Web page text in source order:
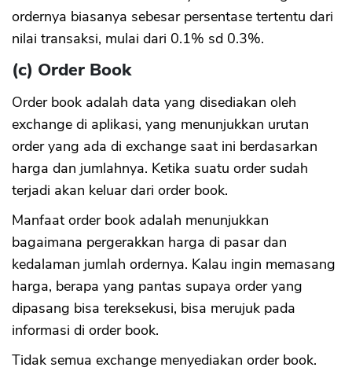
ordernya biasanya sebesar persentase tertentu dari
nilai transaksi, mulai dari 0.1% sd 0.3%.
(c) Order Book
Order book adalah data yang disediakan oleh
exchange di aplikasi, yang menunjukkan urutan
order yang ada di exchange saat ini berdasarkan
harga dan jumlahnya. Ketika suatu order sudah
terjadi akan keluar dari order book.
Manfaat order book adalah menunjukkan
bagaimana pergerakkan harga di pasar dan
kedalaman jumlah ordernya. Kalau ingin memasang
harga, berapa yang pantas supaya order yang
dipasang bisa tereksekusi, bisa merujuk pada
informasi di order book.
Tidak semua exchange menyediakan order book.
CANCEL